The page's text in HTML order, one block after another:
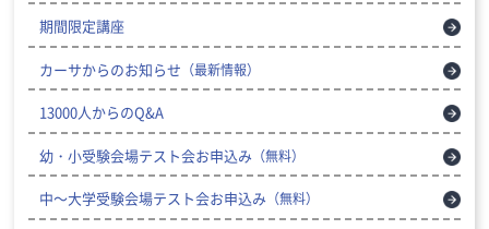
期間限定講座
カーサからのお知らせ （最新情報）
13000人からのQ&A
幼・小受験会場テスト会お申込み （無料）
中～大学受験会場テスト会お申込み （無料）